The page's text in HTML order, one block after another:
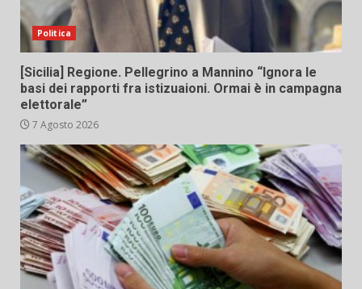
Politica
[Sicilia] Regione. Pellegrino a Mannino “Ignora le
basi dei rapporti fra istizuaioni. Ormai è in campagna
elettorale”
7 Agosto 2026